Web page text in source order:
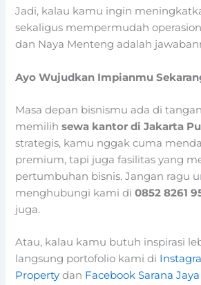
Jadi, kalau kamu ingin
sekaligus mempermudah
dan Naya Menteng adalah
Ayo Wujudkan Impianmu
Masa depan bisnismu ada di
memilihsewa kantor di Jakarta
strategis, kamu nggak cuma
premium, tapi juga fasilitas yang
pertumbuhan bisnis. Jangan ragu
menghubungi kami di0852 8261
juga.
Atau, kalau kamu butuh inspirasi
langsung portofolio kami di
Property dan Facebook Sarana